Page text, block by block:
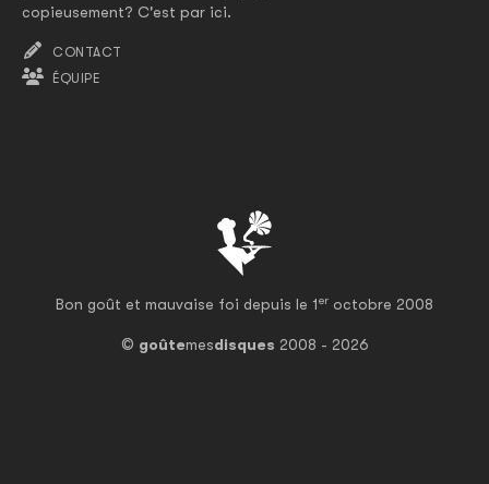
Bon goût et mauvaise foi depuis le 1er octobre 2008
© goûtemesdisques 2008 - 2026
copieusement? C'est par ici.
CONTACT
ÉQUIPE